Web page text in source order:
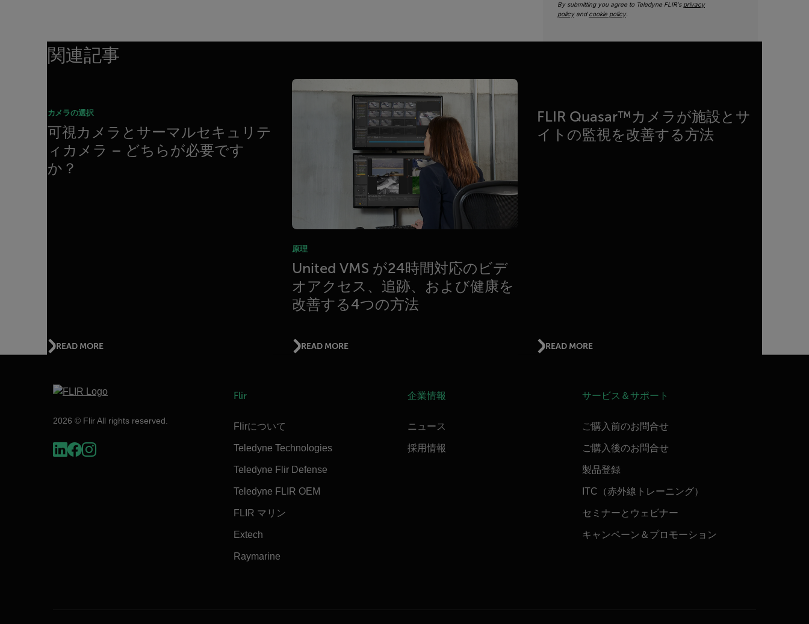
By submitting you agree to Teledyne FLIR's privacy
policyand cookie policy.
関連記事
カメラの選択
可視カメラとサーマルセキュリテ
ィカメラ – どちらが必要です
か？
READ MORE
原理
United VMS が24時間対応のビデ
オアクセス、追跡、および健康を
改善する4つの方法
READ MORE
FLIR Quasar™カメラが施設とサ
イトの監視を改善する方法
READ MORE
2026 © Flir All rights reserved.
Flir
Flirについて
Teledyne Technologies
Teledyne Flir Defense
Teledyne FLIR OEM
FLIR マリン
Extech
Raymarine
企業情報
ニュース
採用情報
サービス＆サポート
ご購入前のお問合せ
ご購入後のお問合せ
製品登録
ITC（赤外線トレーニング）
セミナーとウェビナー
キャンペーン＆プロモーション